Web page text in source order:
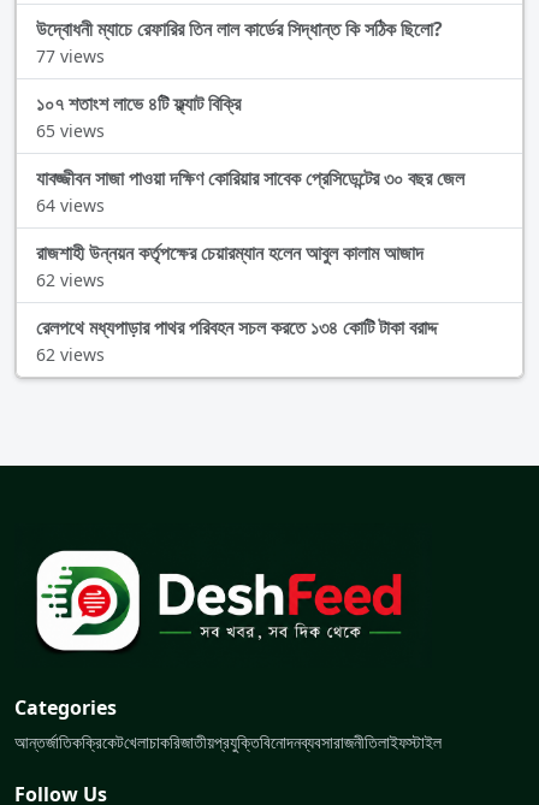
উদ্বোধনী ম্যাচে রেফারির তিন লাল কার্ডের সিদ্ধান্ত কি সঠিক ছিলো?
77 views
১০৭ শতাংশ লাভে ৪টি ফ্ল্যাট বিক্রি
65 views
যাবজ্জীবন সাজা পাওয়া দক্ষিণ কোরিয়ার সাবেক প্রেসিডেন্টের ৩০ বছর জেল
64 views
রাজশাহী উন্নয়ন কর্তৃপক্ষের চেয়ারম্যান হলেন আবুল কালাম আজাদ
62 views
রেলপথে মধ্যপাড়ার পাথর পরিবহন সচল করতে ১৩৪ কোটি টাকা বরাদ্দ
62 views
Categories
আন্তর্জাতিকক্রিকেটখেলাচাকরিজাতীয়প্রযুক্তিবিনোদনব্যবসারাজনীতিলাইফস্টাইল
Follow Us